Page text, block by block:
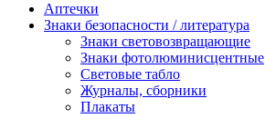
Аптечки
Знаки безопасности / литература
Знаки световозвращающие
Знаки фотолюминисцентные
Световые табло
Журналы, сборники
Плакаты